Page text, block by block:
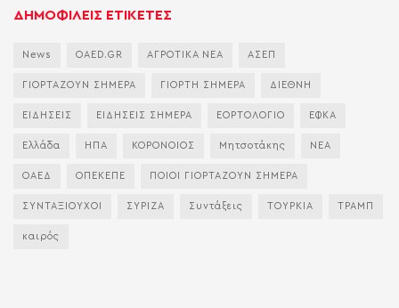
ΔΗΜΟΦΙΛΕΙΣ ΕΤΙΚΕΤΕΣ
News OAED.GR ΑΓΡΟΤΙΚΑ ΝΕΑ ΑΣΕΠ
ΓΙΟΡΤΑΖΟΥΝ ΣΗΜΕΡΑ ΓΙΟΡΤΗ ΣΗΜΕΡΑ ΔΙΕΘΝΗ
ΕΙΔΗΣΕΙΣ ΕΙΔΗΣΕΙΣ ΣΗΜΕΡΑ ΕΟΡΤΟΛΟΓΙΟ ΕΦΚΑ
Ελλάδα ΗΠΑ ΚΟΡΟΝΟΙΟΣ Μητσοτάκης ΝΕΑ
ΟΑΕΔ ΟΠΕΚΕΠΕ ΠΟΙΟΙ ΓΙΟΡΤΑΖΟΥΝ ΣΗΜΕΡΑ
ΣΥΝΤΑΞΙΟΥΧΟΙ ΣΥΡΙΖΑ Συντάξεις ΤΟΥΡΚΙΑ ΤΡΑΜΠ
καιρός